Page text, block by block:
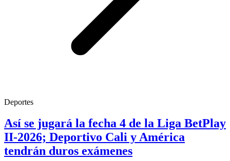
Deportes
Así se jugará la fecha 4 de la Liga BetPlay
II-2026; Deportivo Cali y América
tendrán duros exámenes